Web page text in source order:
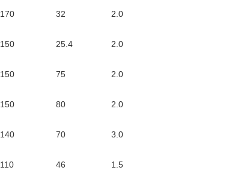
170 32 2.0
150 25.4 2.0
150 75 2.0
150 80 2.0
140 70 3.0
110 46 1.5